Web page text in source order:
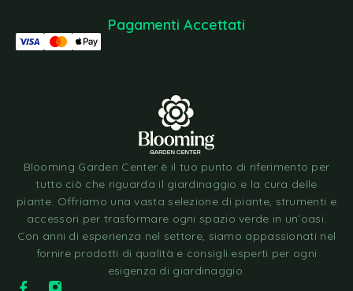
Blooming Garden Center è il tuo punto di riferimento per
tutto ciò che riguarda il giardinaggio e la cura delle
piante. Offriamo una vasta selezione di piante, strumenti e
accessori per trasformare ogni spazio verde in un’oasi.
Con anni di esperienza nel settore, siamo appassionati nel
fornire prodotti di qualità e consigli esperti per ogni
esigenza di giardinaggio.
Pagamenti Accettati